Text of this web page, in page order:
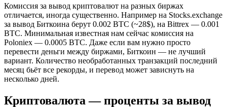
Комиссия за вывод криптовалют на разных биржах
отличается, иногда существенно. Например на Stocks.exchange
за вывод Биткоина берут 0.002 BTC (~28$), на Bittrex — 0.001
BTC. Минимальная известная нам сейчас комиссия на
Poloniex — 0.0005 BTC. Даже если вам нужно просто
перевести деньги между биржами, Биткоин — не лучший
вариант. Количество необработанных транзакций последний
месяц бьёт все рекорды, и перевод может зависнуть на
несколько дней.
Криптовалюта — проценты за вывод